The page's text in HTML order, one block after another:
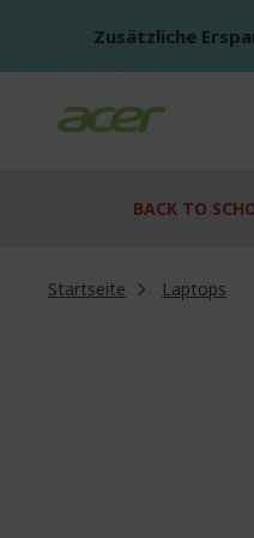
Zusätzliche
BACK TO
Startseite
Laptops